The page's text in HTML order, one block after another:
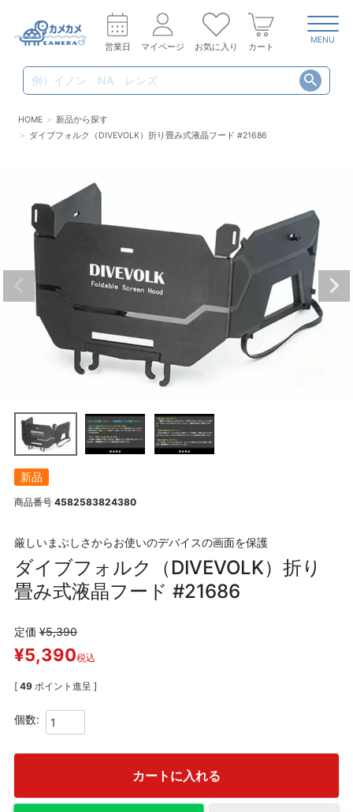
営業日 マイページ お気に入り カート
MENU
HOME
新品から探す
ダイブフォルク（DIVEVOLK）折り畳み式液晶フード #21686
新品
商品番号 4582583824380
厳しいまぶしさからお使いのデバイスの画面を保護
ダイブフォルク（DIVEVOLK）折り
畳み式液晶フード #21686
定価 ¥5,390
¥5,390税込
[ 49 ポイント進呈 ]
カートに入れる